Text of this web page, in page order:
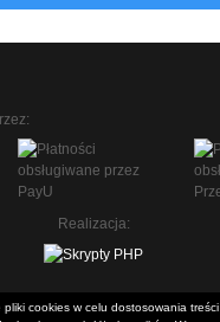
Realizacja:
pliki cookies w celu dostosowania treści